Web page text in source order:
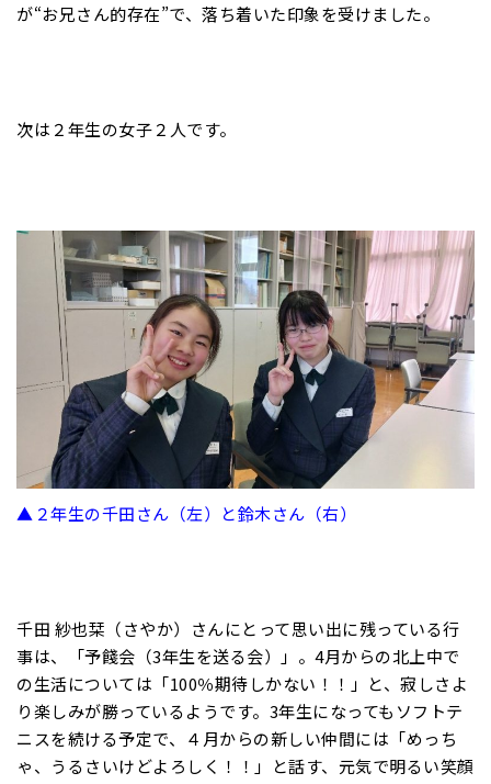
が“お兄さん的存在”で、落ち着いた印象を受けました。
次は２年生の女子２人です。
▲２年生の千田さん（左）と鈴木さん（右）
千田 紗也栞（さやか）さんにとって思い出に残っている行
事は、「予餞会（3年生を送る会）」。4月からの北上中で
の生活については「100％期待しかない！！」と、寂しさよ
り楽しみが勝っているようです。3年生になってもソフトテ
ニスを続ける予定で、４月からの新しい仲間には「めっち
ゃ、うるさいけどよろしく！！」と話す、元気で明るい笑顔